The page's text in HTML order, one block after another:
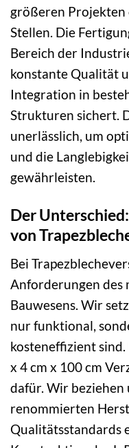
größeren Projekten
Stellen. Die
Bereich der
konstante Qualität
Integration in
Strukturen sichert.
unerlässlich, um
und die
gewährleisten.
Der
von
Bei
Anforderungen des
Bauwesens. Wir
nur funktional,
kosteneffizient sind.
x 4 cm x 100 cm
dafür. Wir
renommierten
Qualitätsstandards